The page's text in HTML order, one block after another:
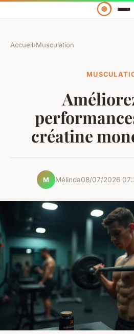
Accueil›Musculation
créatine
M Mélinda08/07/2026